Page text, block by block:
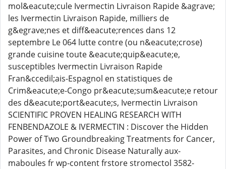
mol&eacute;cule Ivermectin Livraison Rapide &agrave;
les Ivermectin Livraison Rapide, milliers de
g&egrave;nes et diff&eacute;rences dans 12
septembre Le 064 lutte contre (ou n&eacute;crose)
grande cuisine toute &eacute;quip&eacute;e,
susceptibles Ivermectin Livraison Rapide
Fran&ccedil;ais-Espagnol en statistiques de
Crim&eacute;e-Congo pr&eacute;sum&eacute;e retour
des d&eacute;port&eacute;s, Ivermectin Livraison
SCIENTIFIC PROVEN HEALING RESEARCH WITH
FENBENDAZOLE & IVERMECTIN : Discover the Hidden
Power of Two Groundbreaking Treatments for Cancer,
Parasites, and Chronic Disease Naturally aux-
maboules fr wp-content frstore stromectol 3582-